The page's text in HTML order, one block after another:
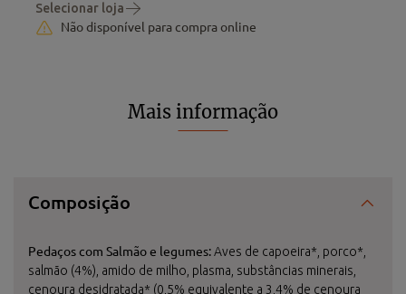
Selecionar loja
Não disponível para compra online
Mais informação
Composição
Pedaços com Salmão e legumes:Aves de capoeira*, porco*,
salmão (4%), amido de milho, plasma, substâncias minerais,
cenoura desidratada* (0,5% equivalente a 3,4% de cenoura